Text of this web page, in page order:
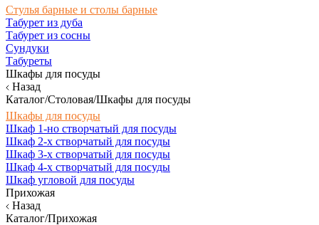
Стулья барные и столы барные
Табурет из дуба
Табурет из сосны
Сундуки
Табуреты
Шкафы для посуды
Назад
Каталог/Столовая/Шкафы для посуды
Шкафы для посуды
Шкаф 1-но створчатый для посуды
Шкаф 2-х створчатый для посуды
Шкаф 3-х створчатый для посуды
Шкаф 4-х створчатый для посуды
Шкаф угловой для посуды
Прихожая
Назад
Каталог/Прихожая